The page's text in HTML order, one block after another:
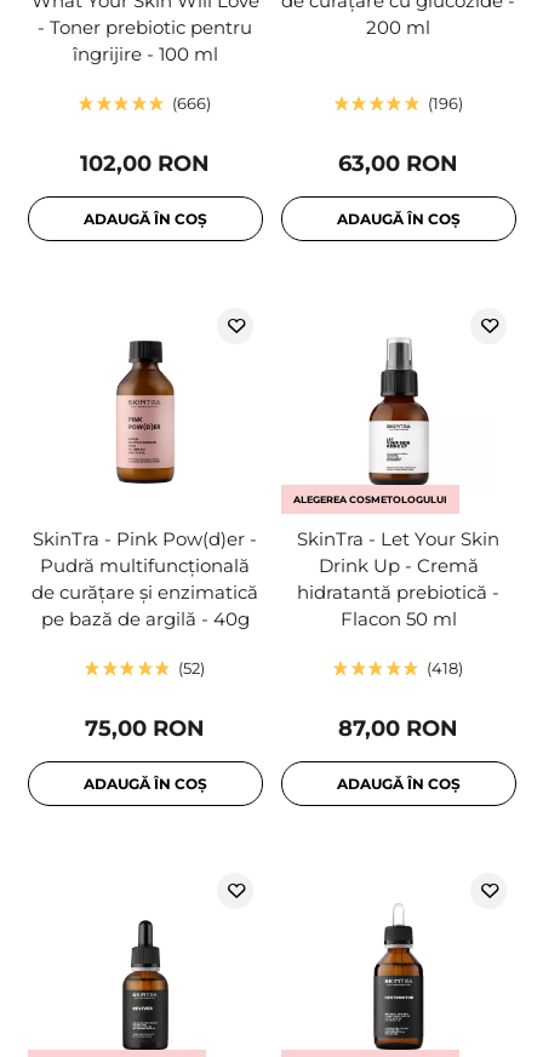
- Toner prebiotic pentru
îngrijire - 100 ml
666
102,00 RON
ADAUGĂ ÎN COȘ
200 ml
196
63,00 RON
ADAUGĂ ÎN COȘ
SkinTra - Pink Pow(d)er -
Pudră multifuncțională
de curățare și enzimatică
pe bază de argilă - 40g
52
75,00 RON
ADAUGĂ ÎN COȘ
ALEGEREA COSMETOLOGULUI
SkinTra - Let Your Skin
Drink Up - Cremă
hidratantă prebiotică -
Flacon 50 ml
418
87,00 RON
ADAUGĂ ÎN COȘ